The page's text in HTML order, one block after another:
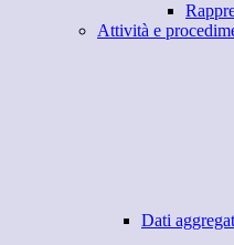
Attività e
Dati